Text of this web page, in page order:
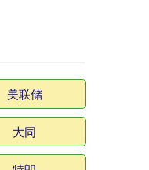
美联储
大同